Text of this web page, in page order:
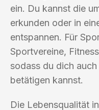
ein. Du kannst die
erkunden oder in
entspannen. Für
Sportvereine,
sodass du dich
betätigen kannst.
Die Lebensqualität